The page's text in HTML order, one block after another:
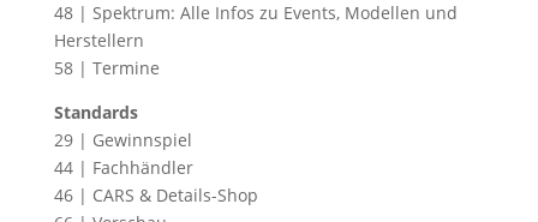
48 | Spektrum: Alle Infos zu Events, Modellen und
Herstellern
58 | Termine
Standards
29 | Gewinnspiel
44 | Fachhändler
46 | CARS & Details-Shop